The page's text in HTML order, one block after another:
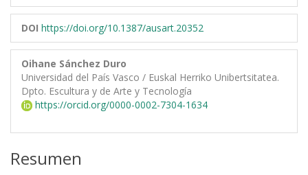
DOI https://doi.org/10.1387/ausart.20352
Oihane Sánchez Duro
Universidad del País Vasco / Euskal Herriko Unibertsitatea.
Dpto. Escultura y de Arte y Tecnología
https://orcid.org/0000-0002-7304-1634
Resumen